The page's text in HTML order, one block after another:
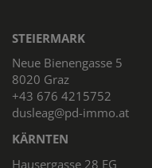
STEIERMARK
Neue Bienengasse 5
8020 Graz
+43 676 4215752
dusleag@pd-immo.at
KÄRNTEN
Hausergasse 28 EG